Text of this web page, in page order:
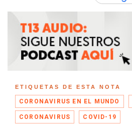
ETIQUETAS DE ESTA NOTA
CORONAVIRUS EN EL MUNDO
CORONAVIRUS COVID-19